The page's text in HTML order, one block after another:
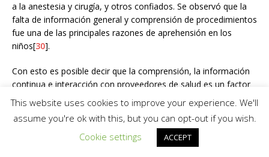
a la anestesia y cirugía, y otros confiados. Se observó que la
falta de información general y comprensión de procedimientos
fue una de las principales razones de aprehensión en los
niños[30].
Con esto es posible decir que la comprensión, la información
continua e interacción con proveedores de salud es un factor
decisivo para la confianza o miedo de los niños.
En relación al formato de entrega de
información
This website uses cookies to improve your experience. We'll
assume you're ok with this, but you can opt-out if you wish.
Cookie settings
ACCEPT